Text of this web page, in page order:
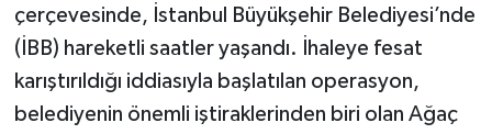
çerçevesinde, İstanbul Büyükşehir Belediyesi’nde
(İBB) hareketli saatler yaşandı. İhaleye fesat
karıştırıldığı iddiasıyla başlatılan operasyon,
belediyenin önemli iştiraklerinden biri olan Ağaç